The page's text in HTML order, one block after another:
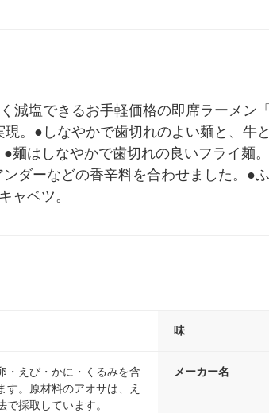
減塩できるお手軽価格の即席ラーメン
。●しなやかで歯切れのよい麺と、牛
麺はしなやかで歯切れの良いフライ麺
ダーなどの香辛料を合わせました。●
ャベツ。
味
・えび・かに・くるみを含
す。原材料のアオサは、え
採取しています。
メーカー名